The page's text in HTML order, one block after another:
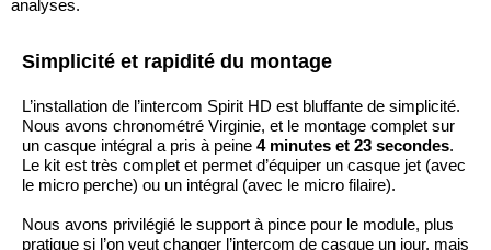
analyses.
Simplicité et rapidité du montage
L’installation de l’intercom Spirit HD est bluffante de simplicité.
Nous avons chronométré Virginie, et le montage complet sur
un casque intégral a pris à peine 4 minutes et 23 secondes.
Le kit est très complet et permet d’équiper un casque jet (avec
le micro perche) ou un intégral (avec le micro filaire).
Nous avons privilégié le support à pince pour le module, plus
pratique si l’on veut changer l’intercom de casque un jour, mais